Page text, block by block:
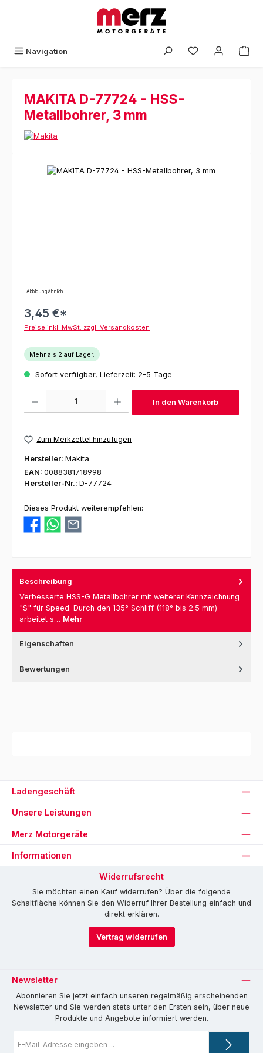
Navigation
MAKITA D-77724 - HSS-
Metallbohrer, 3 mm
Bildergalerie überspringen
Abbildung ähnlich
3,45 €*
Preise inkl. MwSt. zzgl. Versandkosten
Mehr als 2 auf Lager.
Sofort verfügbar, Lieferzeit: 2-5 Tage
In den Warenkorb
Zum Merkzettel hinzufügen
Hersteller: Makita
EAN: 0088381718998
Hersteller-Nr.: D-77724
Dieses Produkt weiterempfehlen:
Beschreibung
Verbesserte HSS-G Metallbohrer mit weiterer Kennzeichnung
"S" für Speed. Durch den 135° Schliff (118° bis 2.5 mm)
arbeitet s… Mehr
Eigenschaften
Bewertungen
Ladengeschäft
Unsere Leistungen
Merz Motorgeräte
Informationen
Widerrufsrecht
Sie möchten einen Kauf widerrufen? Über die folgende
Schaltfläche können Sie den Widerruf Ihrer Bestellung einfach und
direkt erklären.
Vertrag widerrufen
Newsletter
Abonnieren Sie jetzt einfach unseren regelmäßig erscheinenden
Newsletter und Sie werden stets unter den Ersten sein, über neue
Produkte und Angebote informiert werden.
Mail-